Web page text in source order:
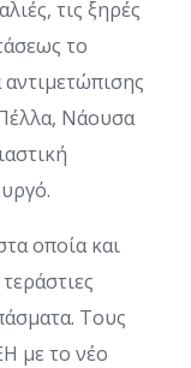
τις ξηρές
το
Νάουσα
οποία και
Τους
με το νέο